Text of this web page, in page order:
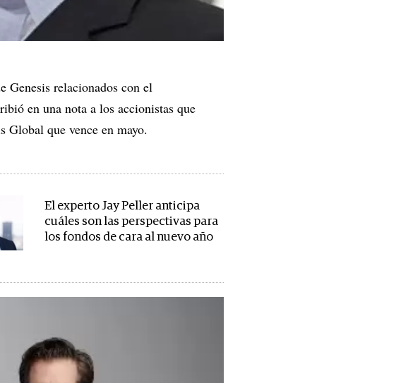
Genesis relacionados con el
en una nota a los accionistas que
Global que vence en mayo.
El experto Jay Peller anticipa
cuáles son las perspectivas para
los fondos de cara al nuevo año